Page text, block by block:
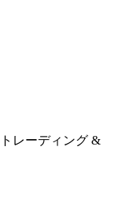
レーディング &